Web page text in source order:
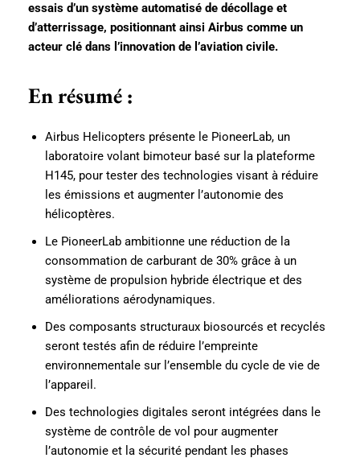
essais d’un système automatisé de décollage et
d’atterrissage, positionnant ainsi Airbus comme un
acteur clé dans l’innovation de l’aviation civile.
En résumé :
Airbus Helicopters présente le PioneerLab, un
laboratoire volant bimoteur basé sur la plateforme
H145, pour tester des technologies visant à réduire
les émissions et augmenter l’autonomie des
hélicoptères.
Le PioneerLab ambitionne une réduction de la
consommation de carburant de 30% grâce à un
système de propulsion hybride électrique et des
améliorations aérodynamiques.
Des composants structuraux biosourcés et recyclés
seront testés afin de réduire l’empreinte
environnementale sur l’ensemble du cycle de vie de
l’appareil.
Des technologies digitales seront intégrées dans le
système de contrôle de vol pour augmenter
l’autonomie et la sécurité pendant les phases